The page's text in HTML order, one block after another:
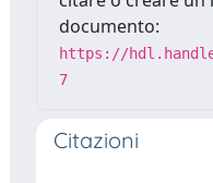
documento:
https://
7
Citazioni